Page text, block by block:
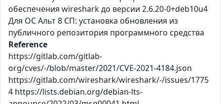
обеспечения wireshark до версии 2.6.20-0+deb10u4
Для ОС Альт 8 СП: установка обновления из
публичного репозитория программного средства
Reference
https://gitlab.com/gitlab-
org/cves/-/blob/master/2021/CVE-2021-4184.json
https://gitlab.com/wireshark/wireshark/-/issues/1775
4 https://lists.debian.org/debian-lts-